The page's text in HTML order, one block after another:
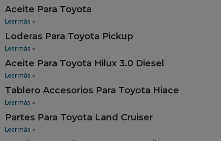
Aceite Para Toyota
Leer más »
Loderas Para Toyota Pickup
Leer más »
Aceite Para Toyota Hilux 3.0 Diesel
Leer más »
Tablero Accesorios Para Toyota Hiace
Leer más »
Partes Para Toyota Land Cruiser
Leer más »